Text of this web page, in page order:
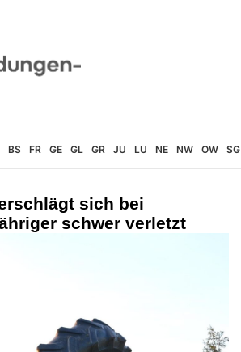
BS FR GE GL GR JU LU NE NW OW SG
sich bei
schwer verletzt